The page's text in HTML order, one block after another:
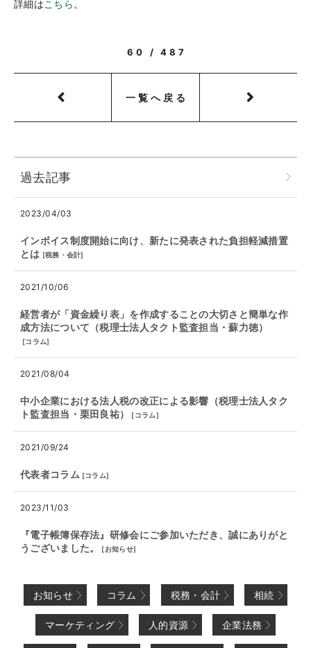
詳細はこちら 。
60 / 487
一覧へ戻る
過去記事
2023/04/03
インボイス制度開始に向け、新たに発表された負担軽減措置
とは [税務・会計]
2021/10/06
経営者が「資金繰り表」を作成することの大切さと簡単な作
成方法について（税理士法人タクト監査担当・蘇力徳）
[コラム]
2021/08/04
中小企業における法人税の改正による影響（税理士法人タク
ト監査担当・栗田良祐）
[コラム]
2021/09/24
代表者コラム [コラム]
2023/11/03
『電子帳簿保存法』研修会にご参加いただき、誠にありがと
うございました。
[お知らせ]
お知らせ コラム 税務・会計 相続
マーケティング 人的資源 企業法務